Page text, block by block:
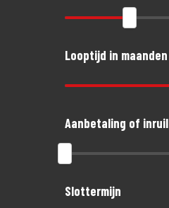
Looptijd in maanden
Aanbetaling of inruil
Slottermijn